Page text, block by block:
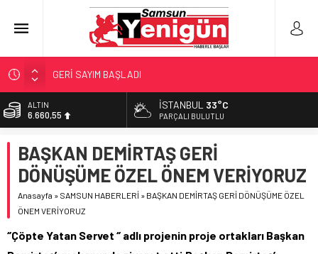
GERİ SAYIM BAŞLADI
SAMSUNSPOR’DA HEDEF 5’İNCİLİK!
‘BAFRA’YA YATIRIM YAPIN!’
YÖNETİCİ SEÇERKEN YAPILAN EN BÜYÜK HATALAR
ALTIN
6.660,55
13.779,39
DOLAR
47,7111
EURO
İSTANBUL 33°C
PARÇALI BULUTLU
BAŞKAN DEMİRTAŞ GERİ
DÖNÜŞÜME ÖZEL ÖNEM VERİYORUZ
Anasayfa » SAMSUN HABERLERİ » BAŞKAN DEMİRTAŞ GERİ DÖNÜŞÜME ÖZEL
ÖNEM VERİYORUZ
‘’Çöpte Yatan Servet ‘’ adlı projenin proje ortakları Başkan